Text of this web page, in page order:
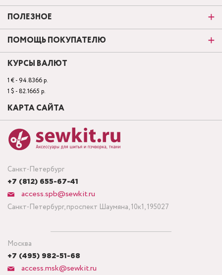
Санкт-Петербург
+7 (812) 655-67-41
access.spb@sewkit.ru
Санкт-Петербург, проспект Шаумяна, 10к1, 195027
Москва
+7 (495) 982-51-68
access.msk@sewkit.ru
ПОЛЕЗНОЕ
ПОМОЩЬ ПОКУПАТЕЛЮ
КУРСЫ ВАЛЮТ
1 € - 94.8366 р.
1 $ - 82.1665 р.
КАРТА САЙТА